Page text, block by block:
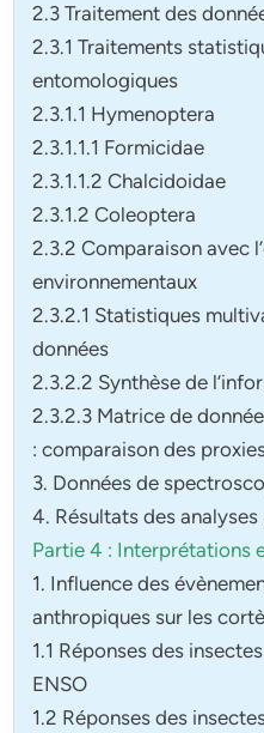
2.3 Traitement des
2.3.1 Traitements
entomologiques
2.3.1.1 Hymenoptera
2.3.1.1.1 Formicidae
2.3.1.1.2 Chalcidoidae
2.3.1.2 Coleoptera
2.3.2 Comparaison avec
environnementaux
2.3.2.1 Statistiques
données
2.3.2.2 Synthèse de
2.3.2.3 Matrice de
: comparaison des
3. Données de
4. Résultats des
Partie 4 : Interprétations
1. Influence des
anthropiques sur les
1.1 Réponses des
ENSO
1.2 Réponses des